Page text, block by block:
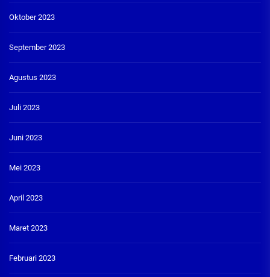
Oktober 2023
September 2023
Agustus 2023
Juli 2023
Juni 2023
Mei 2023
April 2023
Maret 2023
Februari 2023